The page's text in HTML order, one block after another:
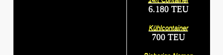
6.180 TEU
Kühlcontainer
700 TEU